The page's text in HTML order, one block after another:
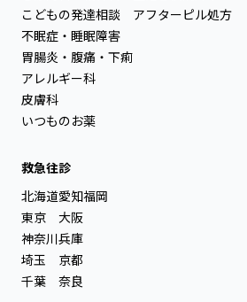
こどもの発達相談
不眠症・睡眠障害
胃腸炎・腹痛・下痢
アレルギー科
皮膚科
いつものお薬
アフターピル処方
救急往診
北海道
東京
神奈川
埼玉
千葉
愛知
大阪
兵庫
京都
奈良
福岡